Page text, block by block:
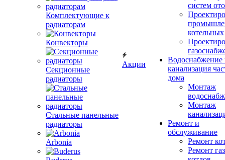
Комплектующие к
радиаторам
Конвекторы
Секционные
радиаторы
Стальные панельные
радиаторы
Arbonia
Акции
систем
котельных
Водоснабжение
канализация
дома
Монтаж
Монтаж
Ремонт и
обслуживание
Ремонт
Ремонт